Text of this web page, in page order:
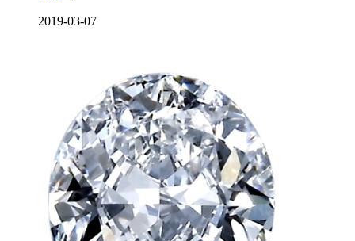
2019-03-07